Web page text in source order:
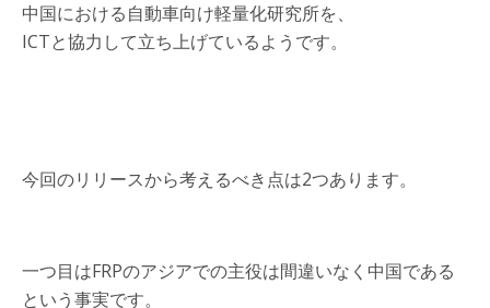
中国における自動車向け軽量化研究所を、
ICTと協力して立ち上げているようです。
今回のリリースから考えるべき点は2つあります。
一つ目はFRPのアジアでの主役は間違いなく中国である
という事実です。